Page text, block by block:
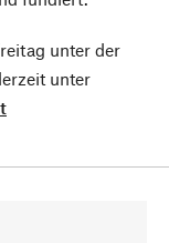
unter der
unter